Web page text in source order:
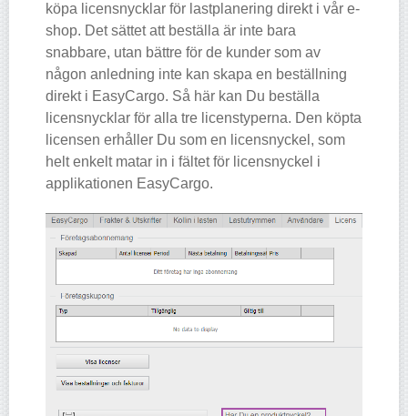
köpa licensnycklar för lastplanering direkt i vår e-
shop. Det sättet att beställa är inte bara
snabbare, utan bättre för de kunder som av
någon anledning inte kan skapa en beställning
direkt i EasyCargo. Så här kan Du beställa
licensnycklar för alla tre licenstyperna. Den köpta
licensen erhåller Du som en licensnyckel, som
helt enkelt matar in i fältet för licensnyckel i
applikationen EasyCargo.